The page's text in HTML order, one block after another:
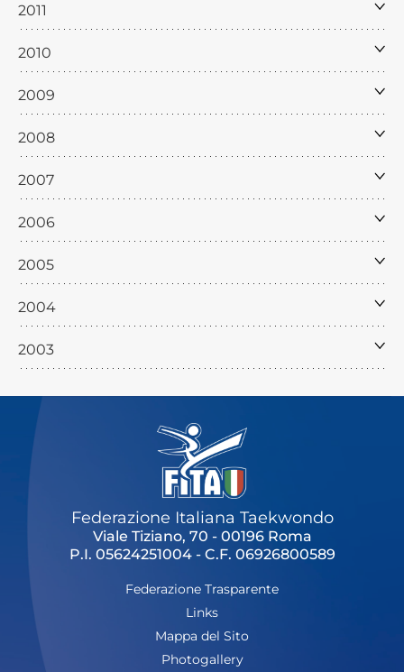
2011
2010
2009
2008
2007
2006
2005
2004
2003
Federazione Italiana Taekwondo
Viale Tiziano, 70 - 00196 Roma
P.I. 05624251004 - C.F. 06926800589
Federazione Trasparente
Links
Mappa del Sito
Photogallery